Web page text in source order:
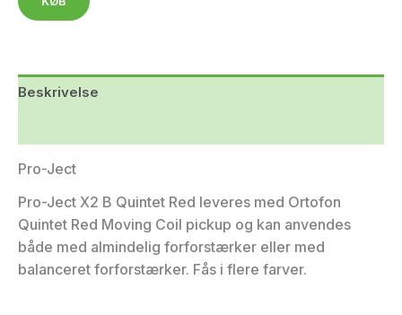
Beskrivelse
Pro-Ject
Pro-Ject X2 B Quintet Red leveres med Ortofon
Quintet Red Moving Coil pickup og kan anvendes
både med almindelig forforstærker eller med
balanceret forforstærker. Fås i flere farver.